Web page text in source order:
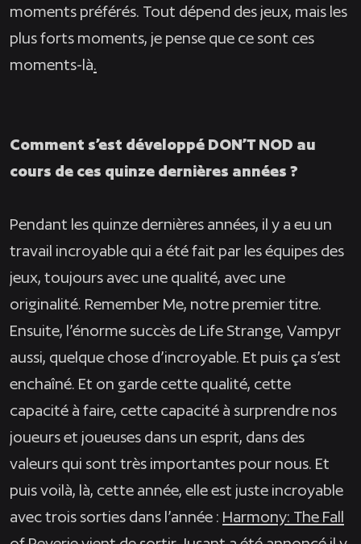
moments préférés. Tout dépend des jeux, mais les
plus forts moments, je pense que ce sont ces
moments-là.
Comment s’est développé DON’T NOD au
cours de ces quinze dernières années ?
Pendant les quinze dernières années, il y a eu un
travail incroyable qui a été fait par les équipes des
jeux, toujours avec une qualité, avec une
originalité. Remember Me, notre premier titre.
Ensuite, l’énorme succès de Life Strange, Vampyr
aussi, quelque chose d’incroyable. Et puis ça s’est
enchaîné. Et on garde cette qualité, cette
capacité à faire, cette capacité à surprendre nos
joueurs et joueuses dans un esprit, dans des
valeurs qui sont très importantes pour nous. Et
puis voilà, là, cette année, elle est juste incroyable
avec trois sorties dans l’année : Harmony: The Fall